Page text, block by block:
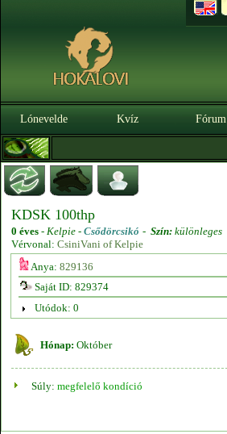
Lónevelde Kvíz Fórum
KDSK 100thp
0 éves - Kelpie - Csődörcsikó - Szín: különleges
Vérvonal: CsiniVani of Kelpie
Anya: 829136
Saját ID: 829374
Utódok: 0
Hónap: Október
Súly: megfelelő kondíció